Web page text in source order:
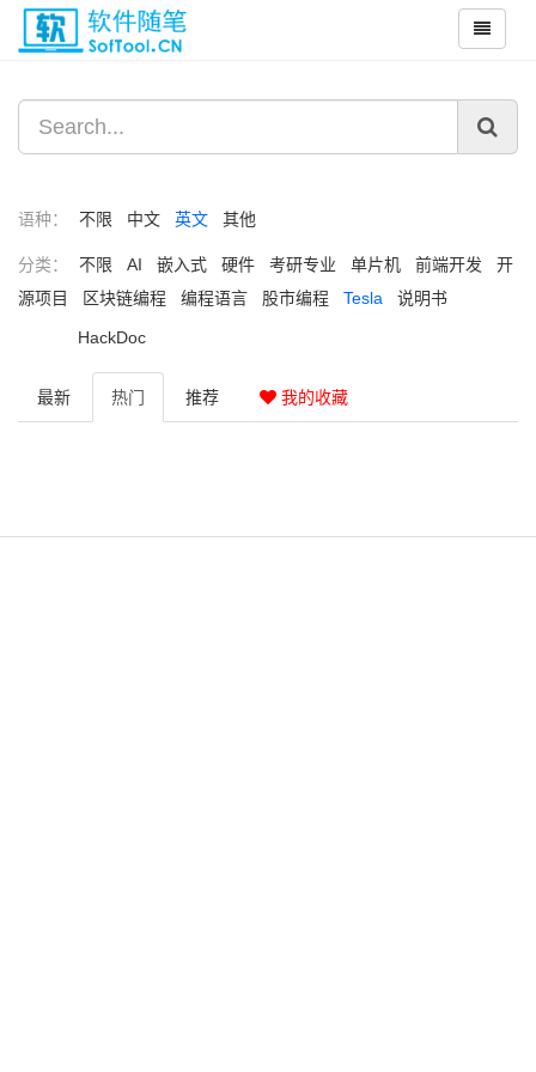
语种： 不限 中文 英文 其他
分类： 不限 AI 嵌入式 硬件 考研专业 单片机 前端开发
开
源项目
区块链编程 编程语言 股市编程 Tesla 说明书
HackDoc
最新 热门 推荐 我的收藏